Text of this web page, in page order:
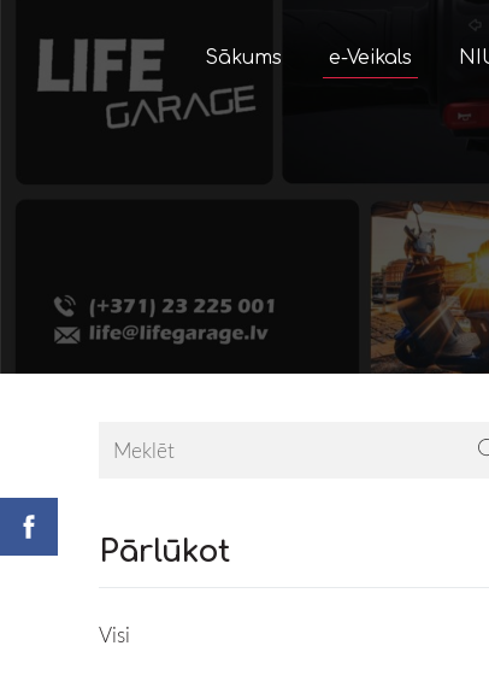
Sākums e-Veikals
Pārlūkot
Visi